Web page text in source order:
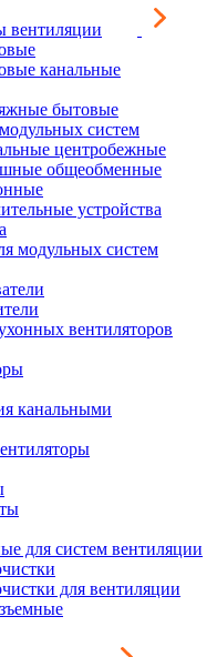
вентиляции
канальные
бытовые
систем
центробежные
общеобменные
устройства
модульных систем
вентиляторов
канальными
для систем вентиляции
для вентиляции